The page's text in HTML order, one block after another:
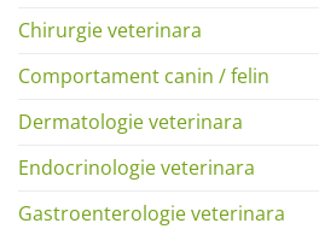
Chirurgie veterinara
Comportament canin / felin
Dermatologie veterinara
Endocrinologie veterinara
Gastroenterologie veterinara